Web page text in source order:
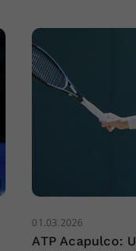
01.03.2026
ATP Acapulco: